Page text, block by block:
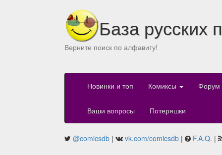
База русских
Верните поиск по алфавиту!
Новинки и топ Комиксы Форум
Ваши вопросы Потеряшки
@comicsdb | vk.com/comicsdb | F.A.Q. |